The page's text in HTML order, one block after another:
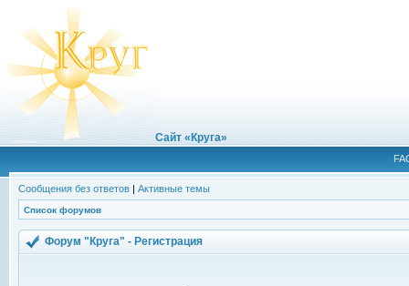
Сайт «Круга»
Сообщения без ответов | Активные темы
Список форумов
Форум "Круга" - Регистрация